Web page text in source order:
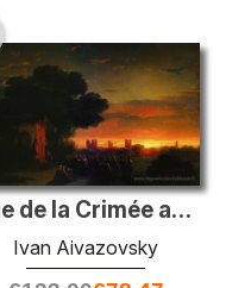
Vue de la Crimée au coucher du soleil
Ivan Aivazovsky